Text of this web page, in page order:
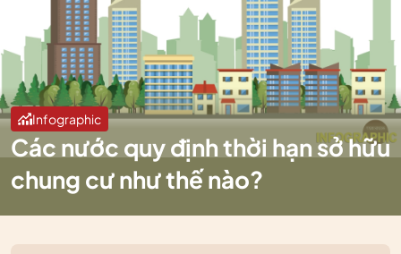
Infographic
Các nước quy định thời hạn sở hữu
chung cư như thế nào?